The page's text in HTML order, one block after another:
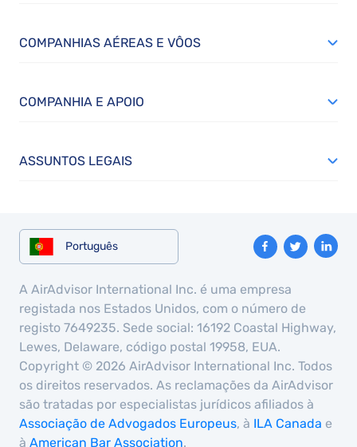
COMPANHIAS AÉREAS E VÔOS
COMPANHIA E APOIO
ASSUNTOS LEGAIS
Português
A AirAdvisor International Inc. é uma empresa
registada nos Estados Unidos, com o número de
registo 7649235. Sede social: 16192 Coastal Highway,
Lewes, Delaware, código postal 19958, EUA.
Copyright © 2026 AirAdvisor International Inc. Todos
os direitos reservados. As reclamações da AirAdvisor
são tratadas por especialistas jurídicos afiliados à
Associação de Advogados Europeus, à ILA Canada e
à American Bar Association.